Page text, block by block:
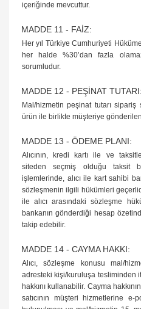
içeriğinde mevcuttur.
MADDE 11 - FAİZ:
Her yıl Türkiye Cumhuriyeti
her halde %30’dan fazla
sorumludur.
MADDE 12 - PEŞİNAT TUTARI:
Mal/hizmetin peşinat tutarı
ürün ile birlikte müşteriye
MADDE 13 - ÖDEME PLANI:
Alıcının, kredi kartı ile ve
siteden seçmiş olduğu taksit
işlemlerinde, alıcı ile kart sahibi
sözleşmenin ilgili hükümleri
ile alıcı arasındaki sözleşme
bankanın gönderdiği hesap
takip edebilir.
MADDE 14 - CAYMA HAKKI:
Alıcı, sözleşme konusu mal/
adresteki kişi/kuruluşa tesliminden
hakkını kullanabilir. Cayma
satıcının müşteri hizmetlerine